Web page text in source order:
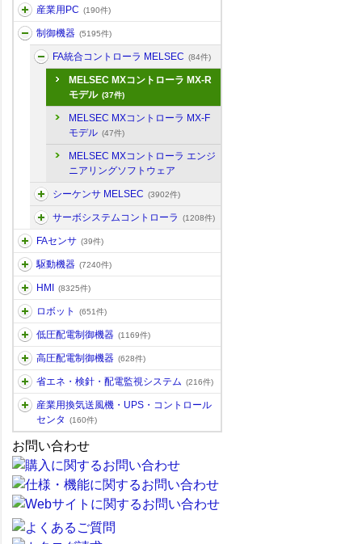
産業用PC (190件)
制御機器 (5195件)
FA統合コントローラ MELSEC (84件)
MELSEC MXコントローラ MX-R
モデル (37件)
MELSEC MXコントローラ MX-F
モデル (47件)
MELSEC MXコントローラ エンジ
ニアリングソフトウェア
シーケンサ MELSEC (3902件)
サーボシステムコントローラ (1208件)
FAセンサ (39件)
駆動機器 (7240件)
HMI (8325件)
ロボット (651件)
低圧配電制御機器 (1169件)
高圧配電制御機器 (628件)
省エネ・検針・配電監視システム (216件)
産業用換気送風機・UPS・コントロール
センタ
(160件)
お問い合わせ